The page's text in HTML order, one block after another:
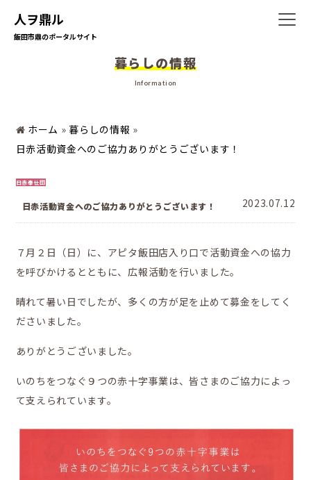
人ヲ鼎ル
飯田市鼎のポータルサイト
ホーム
暮らしの情報
かなえの人特集
暮らしの情報
Information
ホーム » 暮らしの情報 »
日赤活動資金へのご協力ありがとうございます！
2023.07.12
日赤奉仕団
日赤活動資金へのご協力ありがとうございます！
７月２日（日）に、アピタ飯田店入り口で活動資金への協力
を呼びかけるとともに、広報活動を行いました。
晴れて暑い日でしたが、多くの方が足を止めて募金をしてく
ださいました。
ありがとうございました。
いのちをつなぐ９つの赤十字事業は、皆さまのご協力によっ
て支えられています。